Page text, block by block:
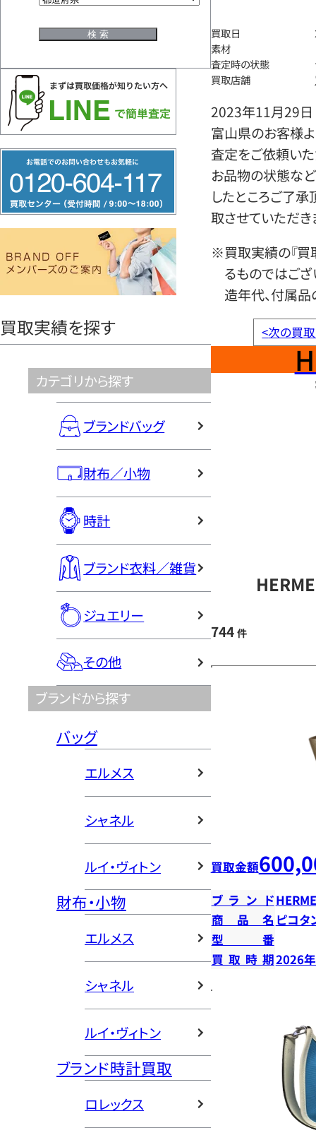
リ
ー
ヤ
買取実績を探す
カテゴリから探す
ブランドバッグ
財布／小物
時計
ブランド衣料／雑貨
ジュエリー
その他
ブランドから探す
バッグ
エルメス
シャネル
ルイ・ヴィトン
財布・小物
エルメス
シャネル
ルイ・ヴィトン
ブランド時計買取
ロレックス
買取日
素材
査定時の状態
買取店舗
2023年11月29日
富山県のお客様
査定をご依頼いた
お品物の状態など
したところご了
取させていただき
※買取実績の『買
るものではござ
造年代、付属品
<次の買
744 件
買取金額
ブランド
商品名 ピコタ
型番
買取時期2026